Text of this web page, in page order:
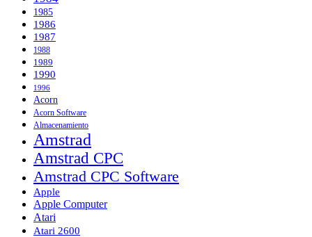
1985
1986
1987
1988
1989
1990
1996
Acorn
Acorn Software
Almacenamiento
Amstrad
Amstrad CPC
Amstrad CPC Software
Apple
Apple Computer
Atari
Atari 2600